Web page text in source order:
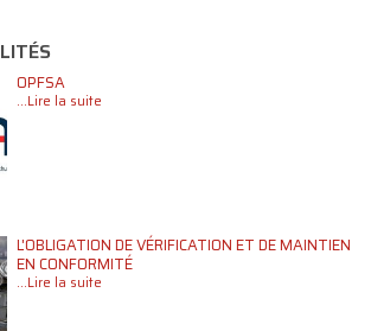
OPFSA
...Lire la suite
L'OBLIGATION DE VÉRIFICATION ET DE MAINTIEN
EN CONFORMITÉ
...Lire la suite